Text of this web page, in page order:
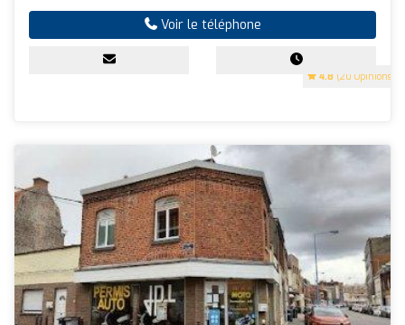
4.8 (20 Opinions)
Voir le téléphone